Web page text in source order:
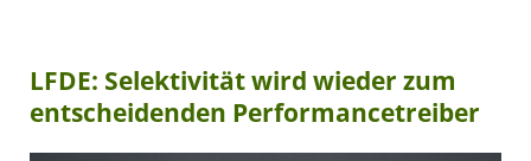
LFDE: Selektivität wird wieder zum
entscheidenden Performancetreiber